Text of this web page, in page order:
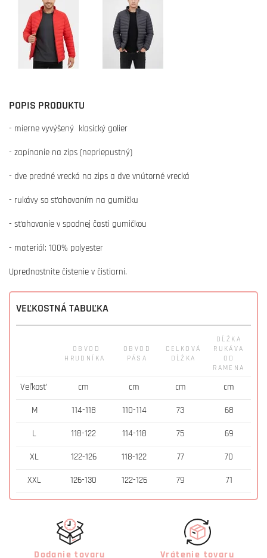
VEĽKOSTNÁ TABUĽKA
OBVOD
HRUDNÍKA
OBVOD
PÁSA
CELKOVÁ
DĹŽKA
DĹŽKA
RUKÁVA
OD
RAMENA
Veľkosť cm cm cm cm
M 114-118 110-114 73 68
L 118-122 114-118 75 69
XL 122-126 118-122 77 70
XXL 126-130 122-126 79 71
POPIS PRODUKTU
- mierne vyvýšený klasický golier
- zapínanie na zips (nepriepustný)
- dve predné vrecká na zips a dve vnútorné vrecká
- rukávy so sťahovaním na gumičku
- sťahovanie v spodnej časti gumičkou
- materiál: 100% polyester
Uprednostnite čistenie v čistiarni.
Dodanie tovaru Vrátenie tovaru